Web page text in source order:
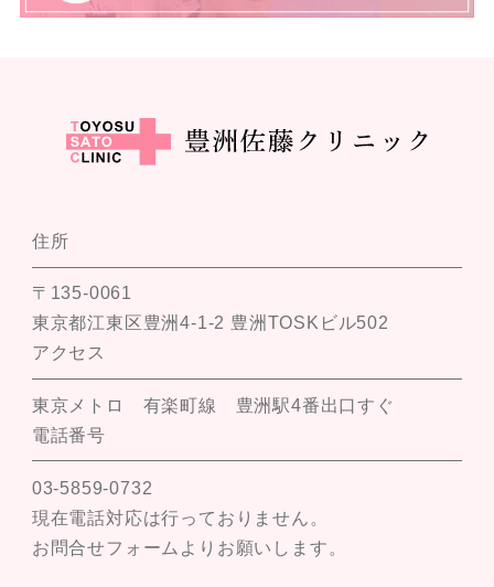
住所
〒135-0061
東京都江東区豊洲4-1-2 豊洲TOSKビル502
アクセス
東京メトロ 有楽町線 豊洲駅4番出口すぐ
電話番号
03-5859-0732
現在電話対応は行っておりません。
お問合せフォームよりお願いします。